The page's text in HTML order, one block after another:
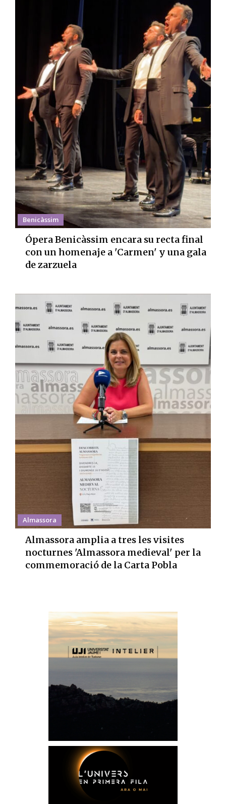
Benicàssim
Ópera Benicàssim encara su recta final
con un homenaje a 'Carmen' y una gala
de zarzuela
Almassora
Almassora amplia a tres les visites
nocturnes 'Almassora medieval' per la
commemoració de la Carta Pobla